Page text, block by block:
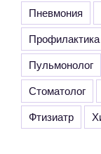
Пневмония
Профилактика
Пульмонолог
Стоматолог
Фтизиатр